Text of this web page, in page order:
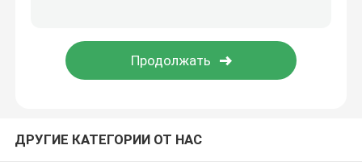
Отражательная одежда безопасности
ДРУГИЕ КАТЕГОРИИ ОТ НАС